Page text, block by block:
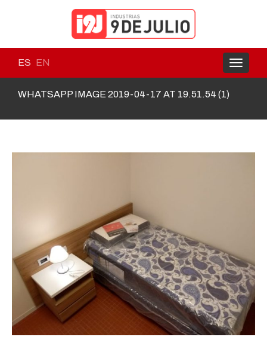
ES EN
Toggle
WHATSAPP IMAGE 2019-04-17 AT 19.51.54 (1)